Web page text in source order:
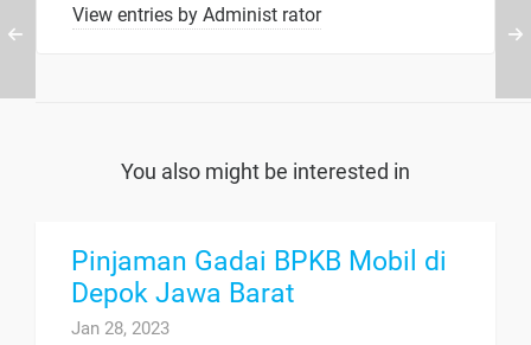
View entries by Administ rator
You also might be interested in
Pinjaman Gadai BPKB Mobil di
Depok Jawa Barat
Jan 28, 2023